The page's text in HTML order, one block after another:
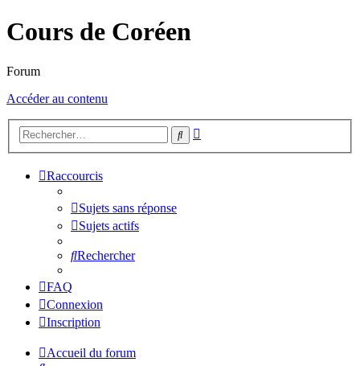
Cours de Coréen
Forum
Accéder au contenu
Rechercher
Raccourcis
Sujets sans réponse
Sujets actifs
Rechercher
FAQ
Connexion
Inscription
Accueil du forum